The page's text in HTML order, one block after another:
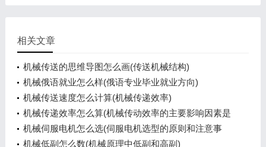
相关文章
机械传送的思维导图怎么画(传送机械结构)
机械俄语就业怎么样(俄语专业毕业就业方向)
机械传送速度怎么计算(机械传递效率)
机械传递效率怎么算(机械传动效率的主要影响因素是
什么)
机械伺服电机怎么选(伺服电机选型的原则和注意事
项)
机械低副怎么数(机械原理中低副和高副)